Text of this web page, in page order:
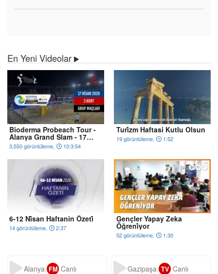
En Yeni Videolar
Bioderma Probeach Tour -
Alanya Grand Slam - 17
Ni̇san 2026
3,550 görüntüleme, 10:3:54
Turi̇zm Haftasi Kutlu Olsun
19 görüntüleme, 1:52
6-12 Ni̇san Haftanin Özeti̇
14 görüntüleme, 2:37
Gençler Yapay Zeka
Öğreni̇yor
52 görüntüleme, 1:30
Alanya FM Canlı Gazipaşa TV Canlı